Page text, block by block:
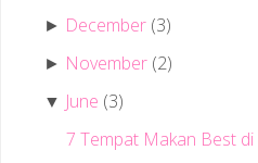
► December (3)
► November (2)
▼ June (3)
7 Tempat Makan Best